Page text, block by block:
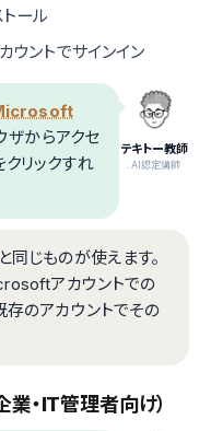
トール
ウントでサインイン
テキトー教師
.AI認定講師
ザからアクセ
リックすれ
同じものが使えます。
アカウントでの
存のアカウントでその
・IT管理者向け）